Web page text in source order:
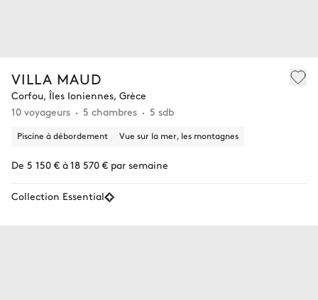
VILLA MAUD
Corfou, Îles Ioniennes, Grèce
10 voyageurs
5 chambres 5 sdb
Piscine à débordement Vue sur la mer, les montagnes
De 5 150 € à 18 570 € par semaine
Collection Essential